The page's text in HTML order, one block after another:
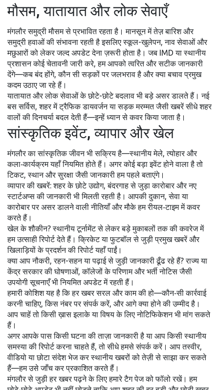
मौसम, यातायात और लोक सेवाएँ
मंगलौर समुद्री मौसम से प्रभावित रहता है। मानसून में तेज़ बारिश और
समुद्री हवाओं की संभावना रहती है इसलिए स्कूल-खुलेपन, नाव सेवाओं और
मछुआरों को लेकर जल्द अपडेट देना ज़रूरी होता है। जब IMD या स्थानीय
प्रशासन कोई चेतावनी जारी करे, हम आपको त्वरित और सटीक जानकारी
देंगे—कब बंद होंगे, कौन सी सड़कों पर जलभराव है और क्या बचाव प्रमुख
कदम उठाए जा रहे हैं।
यातायात और लोक सेवाओं के छोटे-छोटे बदलाव भी बड़े असर डालते हैं। नई
बस सर्विस, शहर में ट्रैफिक डायवर्जन या सड़क मरम्मत जैसी खबरें सीधे शहर
वालों की दिनचर्या बदल देती हैं—इन्हें ध्यान से कवर किया जाता है।
सांस्कृतिक इवेंट, व्यापार और खेल
मंगलौर का सांस्कृतिक जीवन भी सक्रिय है—स्थानीय मेले, त्योहार और
कला‑कार्यक्रम यहाँ नियमित होते हैं। अगर कोई बड़ा इवेंट होने वाला है तो
टिकट, स्थान और सुरक्षा जैसी जानकारी हम पहले बताएंगे।
व्यापार की खबरें: शहर के छोटे उद्योग, बंदरगाह से जुड़ा कारोबार और नए
स्टार्टअप्स की जानकारी भी मिलती रहती है। आपकी दुकान, सेवा या
कारोबार पर असर डालने वाली नीतियाँ और मौके हम रीयल‑टाइम में कवर
करते हैं।
खेल के शौकीन? स्थानीय टूर्नामेंट से लेकर बड़े मुकाबलों तक की कवरेज में
हम उत्साही रिपोर्ट देते हैं। क्रिकेट या फुटबॉल से जुड़ी प्रमुख खबरें और
खिलाड़ियों के प्रदर्शन की रिपोर्ट यहाँ पाईं।
क्या आप नौकरी, रहन-सहन या पढ़ाई से जुड़ी जानकारी ढूँढ रहे हैं? राज्य या
केंद्र सरकार की घोषणाओं, कॉलेजों के परिणाम और भर्ती नोटिस जैसी
उपयोगी सूचनाएँ भी नियमित अपडेट में रहती हैं।
हमारी कोशिश यह है कि हर खबर सरल और काम की हो—कौन‑सी कार्रवाई
करनी चाहिए, किस नंबर पर संपर्क करें, और आगे क्या होने की उम्मीद है।
आप चाहें तो किसी ख़ास इलाके या विषय के लिए नोटिफिकेशन भी मांग सकते
हैं।
अगर आपके पास किसी घटना की ताज़ा जानकारी है या आप किसी स्थानीय
समस्या की रिपोर्ट करना चाहते हैं, तो सीधे हमसे संपर्क करें। आप तस्वीर,
वीडियो या छोटा संदेश भेज कर स्थानीय खबरों को तेज़ी से साझा कर सकते
हैं—हम उसे जाँच कर प्रकाशित करते हैं।
मंगलौर से जुड़ी हर खबर पढ़ने के लिए हमारे टैग पेज को फॉलो रखें। हम